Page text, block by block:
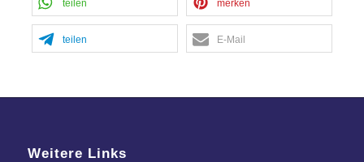
teilen merken
teilen E-Mail
Weitere Links